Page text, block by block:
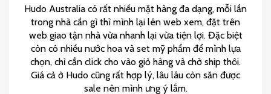
Hudo Australia có rất nhiều mặt hàng đa dạng, mỗi lần
trong nhà cần gì thì mình lại lên web xem, đặt trên
web giao tận nhà vừa nhanh lại vừa tiện lợi. Đặc biệt
còn có nhiều nước hoa và set mỹ phẩm để mình lựa
chọn, chỉ cần click cho vào giỏ hàng và chờ ship thôi.
Giá cả ở Hudo cũng rất hợp lý, lâu lâu còn săn được
sale nên mình ưng ý lắm.